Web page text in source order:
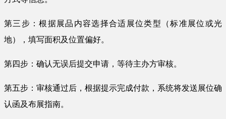
第三步：根据展品内容选择合适展位类型（标准展位或光
地），填写面积及位置偏好。
第四步：确认无误后提交申请，等待主办方审核。
第五步：审核通过后，根据提示完成付款，系统将发送展位确
认函及布展指南。